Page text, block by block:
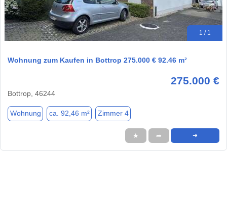
1 / 1
Wohnung zum Kaufen in Bottrop 275.000 € 92.46 m²
275.000 €
Bottrop, 46244
Wohnung ca. 92,46 m² Zimmer 4
★ ➦ ➜